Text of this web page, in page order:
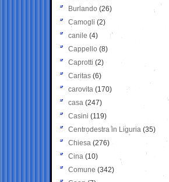
Burlando (26)
Camogli (2)
canile (4)
Cappello (8)
Caprotti (2)
Caritas (6)
carovita (170)
casa (247)
Casini (119)
Centrodestra in Liguria (35)
Chiesa (276)
Cina (10)
Comune (342)